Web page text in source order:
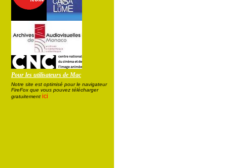
Pour les utilisateurs de Mac
Notre site est optimisé pour le navigateur
FireFox que vous pouvez télécharger
gratuitement ici